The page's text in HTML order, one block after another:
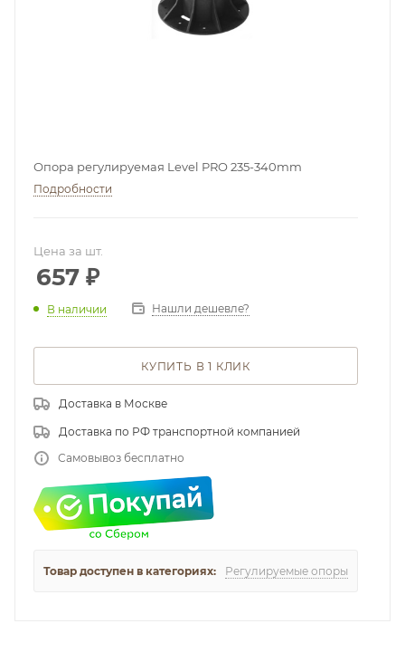
Опора регулируемая Level PRO 235-340mm
Подробности
Цена за шт.
657 ₽
В наличии Нашли дешевле?
КУПИТЬ В 1 КЛИК
Доставка в Москве
Доставка по РФ транспортной компанией
Самовывоз бесплатно
Товар доступен в категориях: Регулируемые опоры